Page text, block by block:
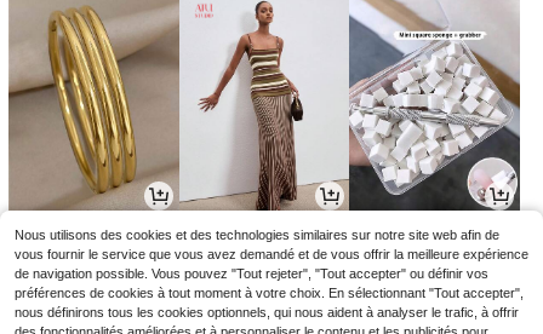
Dès3 ,13€ Dès8,82€27,99€ -68% Dès 2,68€
Nous utilisons des cookies et des technologies similaires sur notre site web afin de
vous fournir le service que vous avez demandé et de vous offrir la meilleure expérience
de navigation possible. Vous pouvez "Tout rejeter", "Tout accepter" ou définir vos
préférences de cookies à tout moment à votre choix. En sélectionnant "Tout accepter",
nous définirons tous les cookies optionnels, qui nous aident à analyser le trafic, à offrir